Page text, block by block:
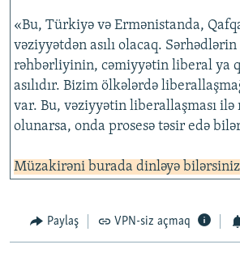
«Bu, Türkiyə və Ermənistanda,
vəziyyətdən asılı olacaq. Sərhədlərin
rəhbərliyinin, cəmiyyətin liberal ya
asılıdır. Bizim ölkələrdə
var. Bu, vəziyyətin liberallaşması ilə
olunarsa, onda prosesə təsir edə
Müzakirəni burada dinləyə bilərsiniz
Paylaş VPN-siz açmaq